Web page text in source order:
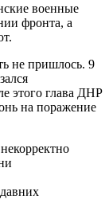
военные
фронта, а
не пришлось. 9
этого глава ДНР
на поражение